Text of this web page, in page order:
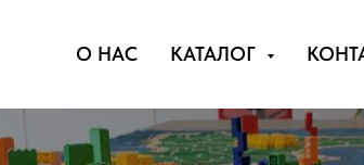
О НАС КАТАЛОГ